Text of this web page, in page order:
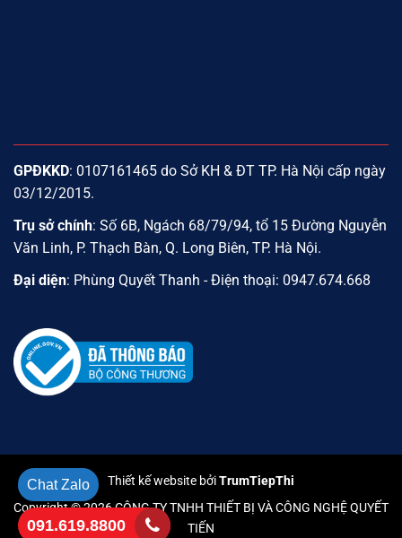
GPĐKKD: 0107161465 do Sở KH & ĐT TP. Hà Nội cấp ngày
03/12/2015.
Trụ sở chính: Số 6B, Ngách 68/79/94, tổ 15 Đường Nguyễn
Văn Linh, P. Thạch Bàn, Q. Long Biên, TP. Hà Nội.
Đại diện: Phùng Quyết Thanh - Điện thoại: 0947.674.668
Chat Zalo
091.619.8800
Thiết kế website bởiTrumTiepThi
Copyright © 2026 CÔNG TY TNHH THIẾT BỊ VÀ CÔNG NGHỆ QUYẾT
TIẾN